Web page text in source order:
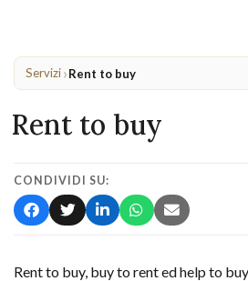
Servizi›Rent to buy
Rent to buy
CONDIVIDI SU:
Rent to buy, buy to rent ed help to